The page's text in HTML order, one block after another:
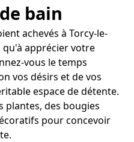
bain
achevés à Torcy-le-
qu'à apprécier votre
vous le temps
vos désirs et de vos
espace de détente.
plantes, des bougies
pour concevoir